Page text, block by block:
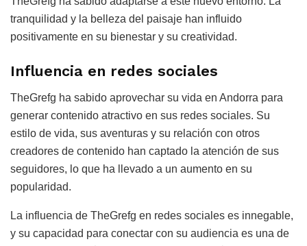
tranquilidad y la belleza del paisaje han influido
positivamente en su bienestar y su creatividad.
Influencia en redes sociales
TheGrefg ha sabido aprovechar su vida en Andorra para
generar contenido atractivo en sus redes sociales. Su
estilo de vida, sus aventuras y su relación con otros
creadores de contenido han captado la atención de sus
seguidores, lo que ha llevado a un aumento en su
popularidad.
La influencia de TheGrefg en redes sociales es innegable,
y su capacidad para conectar con su audiencia es una de